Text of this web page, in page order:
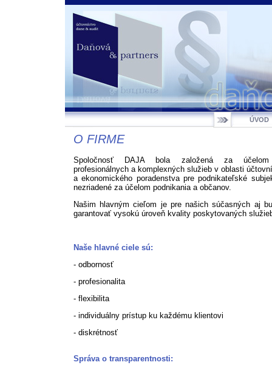
ÚVOD
O FIRME
Spoločnosť DAJA bola založená za účelom
profesionálnych a komplexných služieb v oblasti
a ekonomického poradenstva pre podnikateľské
nezriadené za účelom podnikania a občanov.
Našim hlavným cieľom je pre našich súčasných aj
garantovať vysokú úroveň kvality poskytovaných
Naše hlavné ciele sú:
- odbornosť
- profesionalita
- flexibilita
- individuálny prístup ku každému klientovi
- diskrétnosť
Správa o transparentnosti: